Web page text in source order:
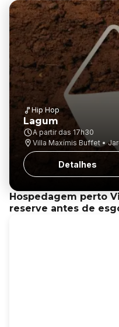
Hip Hop
Lagum
A partir das 17h30
Villa Maxímis Buffet •
Detalhes
Hospedagem perto
reserve antes de